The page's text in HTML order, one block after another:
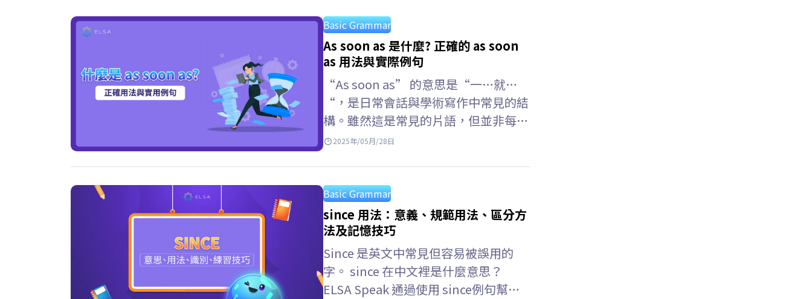
Basic Grammar
As soon as 是什麼? 正確的 as soon
as 用法與實際例句
“As soon as” 的意思是“一…就…
“，是日常會話與學術寫作中常見的結
構。雖然這是常見的片語，但並非每個
人都能正確使用。本文將透過實際例句
2025年/05月/28日
Basic Grammar
since 用法：意義、規範用法、區分方
法及記憶技巧
Since 是英文中常見但容易被誤用的
字。 since 在中文裡是什麼意思？
ELSA Speak 通過使用 since例句幫助